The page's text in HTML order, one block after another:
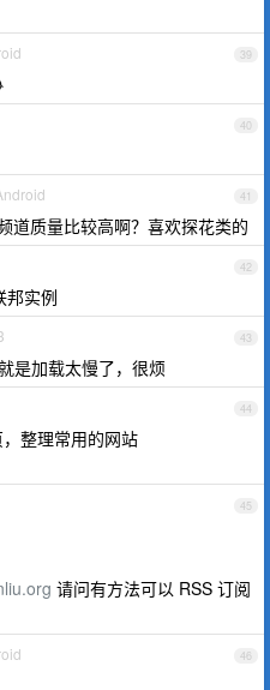
39
40
41
道质量比较高啊？喜欢探花类的
42
邦实例
43
是加载太慢了，很烦
44
整理常用的网站
45
请问有方法可以 RSS 订阅
46